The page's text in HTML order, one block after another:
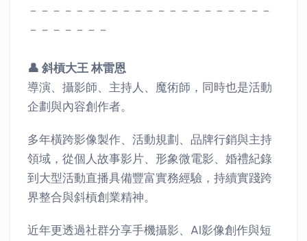
－－－－－－－－－－－－－－－－－－－－－
－－－－－－－
👤 斜槓大王 林雷恩
導演、攝影師、主持人、魔術師，同時也是活動
企劃與內容創作者。
多年橫跨影像製作、活動規劃、品牌行銷與主持
領域，從個人故事影片、形象微電影、婚禮紀錄
到大型活動直播具備豐富實務經驗，持續實踐跨
界整合與斜槓創業精神。
近年更透過社群分享手機攝影、AI影像創作與短